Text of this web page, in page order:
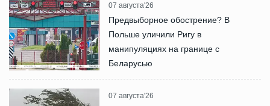
07 августа'26
Предвыборное обострение? В
Польше уличили Ригу в
манипуляциях на границе с
Беларусью
07 августа'26